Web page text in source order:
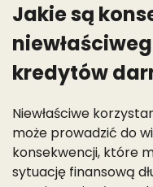
Jakie są
kredytów
Niewłaściwe
może prowadzić do
konsekwencji, które
sytuację finansową